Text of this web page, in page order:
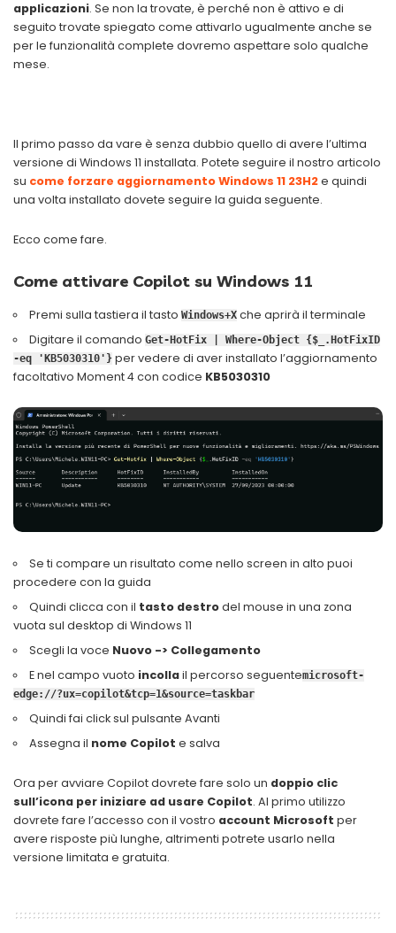
applicazioni. Se non la trovate, è perché non è attivo e di
seguito trovate spiegato come attivarlo ugualmente anche se
per le funzionalità complete dovremo aspettare solo qualche
mese.
Il primo passo da vare è senza dubbio quello di avere l’ultima
versione di Windows 11 installata. Potete seguire il nostro articolo
su come forzare aggiornamento Windows 11 23H2e quindi
una volta installato dovete seguire la guida seguente.
Ecco come fare.
Come attivare Copilot su Windows 11
Premi sulla tastiera il tasto Windows+Xche aprirà il terminale
Digitare il comando Get-HotFix | Where-Object {$_.HotFixID
-eq 'KB5030310'} per vedere di aver installato l’aggiornamento
facoltativo Moment 4 con codice KB5030310
Se ti compare un risultato come nello screen in alto puoi
procedere con la guida
Quindi clicca con il tasto destrodel mouse in una zona
vuota sul desktop di Windows 11
Scegli la voce Nuovo -> Collegamento
E nel campo vuoto incollail percorso seguentemicrosoft-
edge://?ux=copilot&tcp=1&source=taskbar
Quindi fai click sul pulsante Avanti
Assegna il nome Copilot e salva
Ora per avviare Copilot dovrete fare solo un doppio clic
sull’icona per iniziare ad usare Copilot. Al primo utilizzo
dovrete fare l’accesso con il vostro account Microsoft per
avere risposte più lunghe, altrimenti potrete usarlo nella
versione limitata e gratuita.